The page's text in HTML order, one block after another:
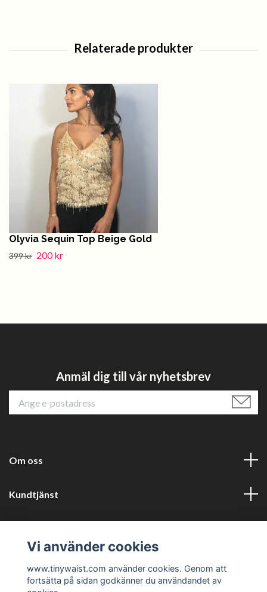
Olyvia Sequin Top Beige Gold
399 kr 200 kr
Anmäl dig till vår nyhetsbrev
Om oss
Kundtjänst
Sociala medier
Vi använder cookies
www.tinywaist.com använder cookies. Genom att
fortsätta på sidan godkänner du användandet av